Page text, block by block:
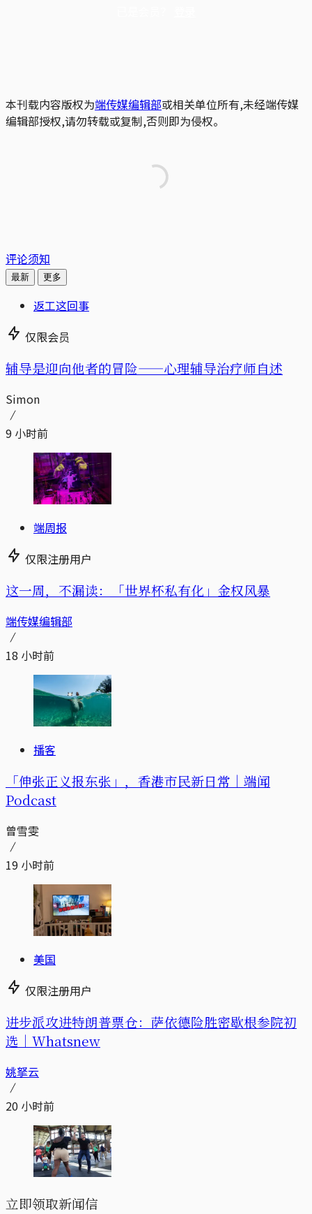
本刊载内容版权为端传媒编辑部或相关单位所有,未经端传媒
编辑部授权,请勿转载或复制,否则即为侵权。
评论须知
最新 更多
返工这回事
仅限会员
辅导是迎向他者的冒险——心理辅导治疗师自述
Simon
9 小时前
端周报
仅限注册用户
这一周，不漏读：「世界杯私有化」金权风暴
端传媒编辑部
18 小时前
播客
「伸张正义报东张」，香港市民新日常｜端闻
Podcast
曾雪雯
19 小时前
美国
仅限注册用户
进步派攻进特朗普票仓：萨依德险胜密歇根参院初
选｜Whatsnew
姚拏云
20 小时前
立即领取新闻信